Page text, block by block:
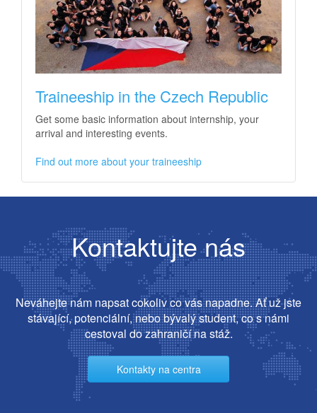
Traineeship in the Czech Republic
Get some basic information about internship, your
arrival and interesting events.
Find out more about your traineeship
Kontaktujte nás
Neváhejte nám napsat cokoliv co vás napadne. Ať už jste
stávající, potenciální, nebo bývalý student, co s námi
cestoval do zahraničí na stáž.
Kontakty na centra